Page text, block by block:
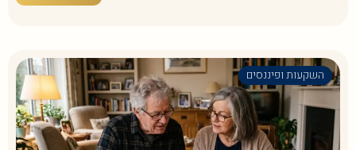
השקעות ופיננסים